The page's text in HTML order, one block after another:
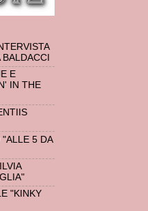
E
IN THE
"ALLE 5 DA
"KINKY